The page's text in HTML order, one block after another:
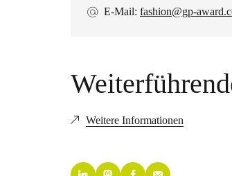
E-Mail: fashion@gp-
Weitere Informationen